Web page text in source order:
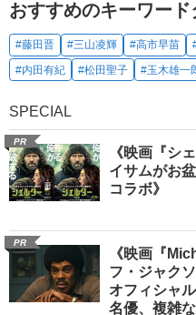
おすすめのキーワード
#藤田晋 #三山凌輝 #高市早苗
#内田有紀
#松田聖子 #玉木雄一
SPECIAL
PR
《映画『シ
イサムがお
コラボ》
PR
《映画『
フ・ジャク
オフィシャ
名優、複雑